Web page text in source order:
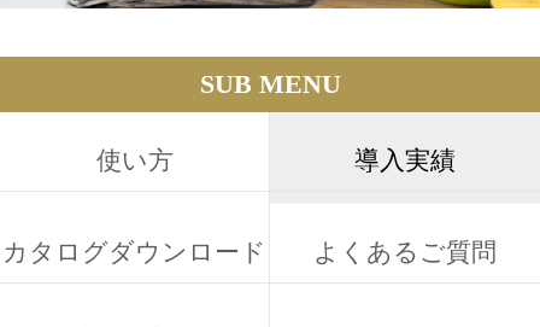
SUB MENU
使い方 導入実績
カタログダウンロード よくあるご質問